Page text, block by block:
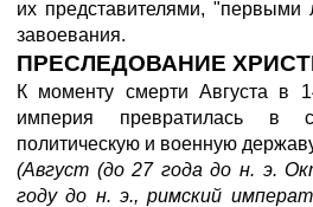
их представителями, "первыми
завоевания.
ПРЕСЛЕДОВАНИЕ
К моменту смерти Августа в
империя превратилась в
политическую и военную
(Август (до 27 года до н. э.
году до н. э., римский